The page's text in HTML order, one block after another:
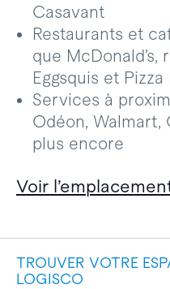
Casavant
Restaurants et
que McDonald’s,
Eggsquis et
Services à
Odéon, Walmart,
plus encore
Voir
TROUVER VOTRE
LOGISCO